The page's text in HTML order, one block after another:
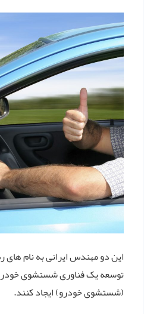
این دو مهندس ایرانی به نام
(شستشوی خودرو) ایجاد کنند.